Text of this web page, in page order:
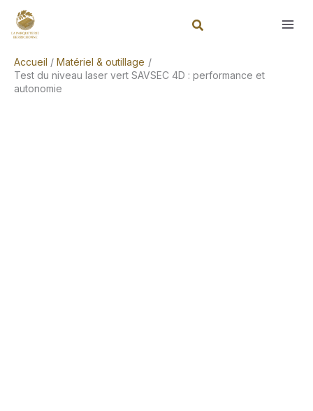
Accueil
Matériel & outillage
Test du niveau laser vert SAVSEC 4D : performance et
autonomie
Rechercher